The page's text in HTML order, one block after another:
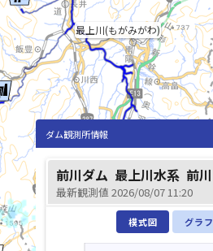
最上川(もがみがわ)
ダム観測所情報
前川ダム 最上川水系 前川
最新観測値 2026/08/07 11:20
模式図 グラフ